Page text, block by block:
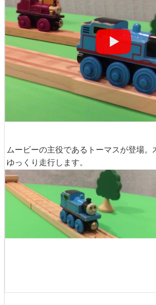
ムービーの主役であるトーマスが登場。
ゆっくり走行します。